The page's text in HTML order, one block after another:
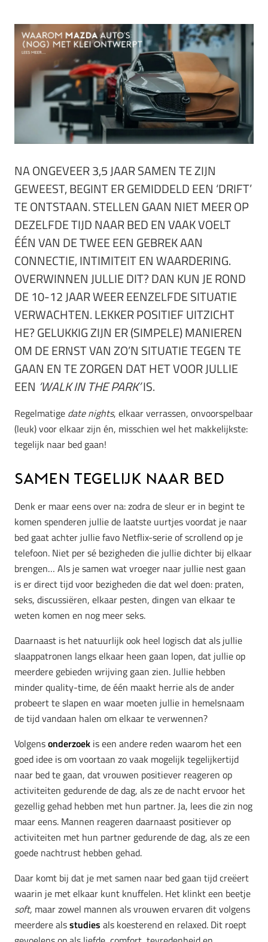
NA ONGEVEER 3,5 JAAR SAMEN TE ZIJN
GEWEEST, BEGINT ER GEMIDDELD EEN ‘DRIFT’
TE ONTSTAAN. STELLEN GAAN NIET MEER OP
DEZELFDE TIJD NAAR BED EN VAAK VOELT
ÉÉN VAN DE TWEE EEN GEBREK AAN
CONNECTIE, INTIMITEIT EN WAARDERING.
OVERWINNEN JULLIE DIT? DAN KUN JE ROND
DE 10-12 JAAR WEER EENZELFDE SITUATIE
VERWACHTEN. LEKKER POSITIEF UITZICHT
HE? GELUKKIG ZIJN ER (SIMPELE) MANIEREN
OM DE ERNST VAN ZO’N SITUATIE TEGEN TE
GAAN EN TE ZORGEN DAT HET VOOR JULLIE
EEN ‘WALK IN THE PARK’IS.
Regelmatige date nights, elkaar verrassen, onvoorspelbaar
(leuk) voor elkaar zijn én, misschien wel het makkelijkste:
tegelijk naar bed gaan!
Samen tegelijk naar bed
Denk er maar eens over na: zodra de sleur er in begint te
komen spenderen jullie de laatste uurtjes voordat je naar
bed gaat achter jullie favo Netflix-serie of scrollend op je
telefoon. Niet per sé bezigheden die jullie dichter bij elkaar
brengen… Als je samen wat vroeger naar jullie nest gaan
is er direct tijd voor bezigheden die dat wel doen: praten,
seks, discussiëren, elkaar pesten, dingen van elkaar te
weten komen en nog meer seks.
Daarnaast is het natuurlijk ook heel logisch dat als jullie
slaappatronen langs elkaar heen gaan lopen, dat jullie op
meerdere gebieden wrijving gaan zien. Jullie hebben
minder quality-time, de één maakt herrie als de ander
probeert te slapen en waar moeten jullie in hemelsnaam
de tijd vandaan halen om elkaar te verwennen?
Volgensonderzoek is een andere reden waarom het een
goed idee is om voortaan zo vaak mogelijk tegelijkertijd
naar bed te gaan, dat vrouwen positiever reageren op
activiteiten gedurende de dag, als ze de nacht ervoor het
gezellig gehad hebben met hun partner. Ja, lees die zin nog
maar eens. Mannen reageren daarnaast positiever op
activiteiten met hun partner gedurende de dag, als ze een
goede nachtrust hebben gehad.
Daar komt bij dat je met samen naar bed gaan tijd creëert
waarin je met elkaar kunt knuffelen. Het klinkt een beetje
soft, maar zowel mannen als vrouwen ervaren dit volgens
meerdere alsstudies als koesterend en relaxed. Dit roept